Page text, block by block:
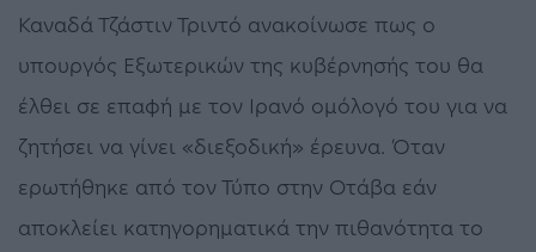
Καναδά Τζάστιν Τριντό ανακοίνωσε πως ο
υπουργός Εξωτερικών της κυβέρνησής του θα
έλθει σε επαφή με τον Ιρανό ομόλογό του για να
ζητήσει να γίνει «διεξοδική» έρευνα. Όταν
ερωτήθηκε από τον Τύπο στην Οτάβα εάν
αποκλείει κατηγορηματικά την πιθανότητα το